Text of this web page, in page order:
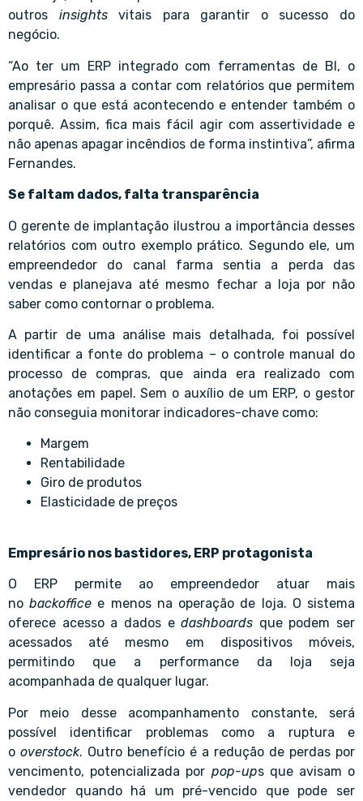
outros insightsvitais para garantir o sucesso do
negócio.
“Ao ter um ERP integrado com ferramentas de BI, o
empresário passa a contar com relatórios que permitem
analisar o que está acontecendo e entender também o
porquê. Assim, fica mais fácil agir com assertividade e
não apenas apagar incêndios de forma instintiva”, afirma
Fernandes.
Se faltam dados, falta transparência
O gerente de implantação ilustrou a importância desses
relatórios com outro exemplo prático. Segundo ele, um
empreendedor do canal farma sentia a perda das
vendas e planejava até mesmo fechar a loja por não
saber como contornar o problema.
A partir de uma análise mais detalhada, foi possível
identificar a fonte do problema – o controle manual do
processo de compras, que ainda era realizado com
anotações em papel. Sem o auxílio de um ERP, o gestor
não conseguia monitorar indicadores-chave como:
Margem
Rentabilidade
Giro de produtos
Elasticidade de preços
Empresário nos bastidores, ERP protagonista
O ERP permite ao empreendedor atuar mais
nobackoffice e menos na operação de loja. O sistema
oferece acesso a dados edashboards que podem ser
acessados até mesmo em dispositivos móveis,
permitindo que a performance da loja seja
acompanhada de qualquer lugar.
Por meio desse acompanhamento constante, será
possível identificar problemas como a ruptura e
o overstock. Outro benefício é a redução de perdas por
vencimento, potencializada por pop-ups que avisam o
vendedor quando há um pré-vencido que pode ser